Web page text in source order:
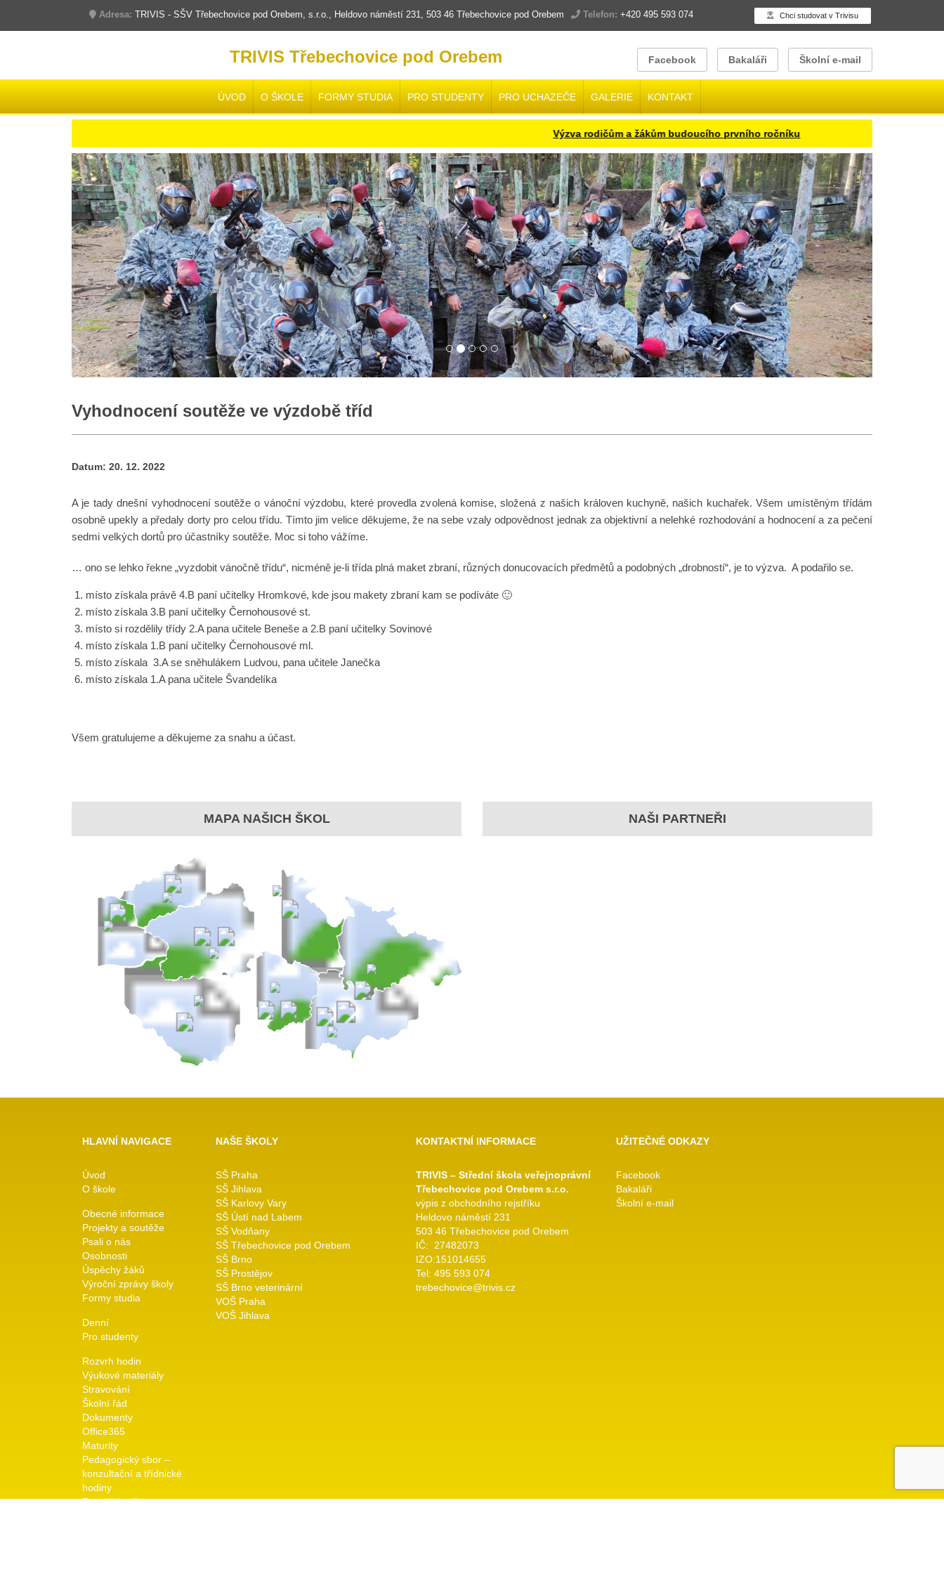
Adresa: TRIVIS - SŠV Třebechovice pod Orebem, s.r.o., Heldovo náměstí 231, 503 46 Třebechovice pod Orebem Telefon: +420 495 593 074 Chci studovat v Trivisu
TRIVIS Třebechovice pod Orebem Facebook Bakaláři Školní e-mail
ÚVOD O ŠKOLE FORMY STUDIA PRO STUDENTY PRO UCHAZEČE GALERIE KONTAKT
Výzva rodičům a žákům budoucího prvního ročníku
Vyhodnocení soutěže ve výzdobě tříd
Datum: 20. 12. 2022
A je tady dnešní vyhodnocení soutěže o vánoční výzdobu, které provedla zvolená komise, složená z našich královen kuchyně, našich kuchařek. Všem umístěným třídám
osobně upekly a předaly dorty pro celou třídu. Tímto jim velice děkujeme, že na sebe vzaly odpovědnost jednak za objektivní a nelehké rozhodování a hodnocení a za pečení
sedmi velkých dortů pro účastníky soutěže. Moc si toho vážíme.
… ono se lehko řekne „vyzdobit vánočně třídu“, nicméně je-li třída plná maket zbraní, různých donucovacích předmětů a podobných „drobností“, je to výzva. A podařilo se.
místo získala právě 4.B paní učitelky Hromkové, kde jsou makety zbraní kam se podíváte 🙂
místo získala 3.B paní učitelky Černohousové st.
místo si rozdělily třídy 2.A pana učitele Beneše a 2.B paní učitelky Sovinové
místo získala 1.B paní učitelky Černohousové ml.
místo získala 3.A se sněhulákem Ludvou, pana učitele Janečka
místo získala 1.A pana učitele Švandelíka
Všem gratulujeme a děkujeme za snahu a účast.
MAPA NAŠICH ŠKOL NAŠI PARTNEŘI
HLAVNÍ NAVIGACE
Úvod
O škole
Obecné informace
Projekty a soutěže
Psali o nás
Osobnosti
Úspěchy žáků
Výroční zprávy školy
Formy studia
Denní
Pro studenty
Rozvrh hodin
Výukové materiály
Stravování
Školní řád
Dokumenty
Office365
Maturity
Pedagogický sbor –
konzultační a třídnické
hodiny
Pro uchazeče
NAŠE ŠKOLY
SŠ Praha
SŠ Jihlava
SŠ Karlovy Vary
SŠ Ústí nad Labem
SŠ Vodňany
SŠ Třebechovice pod Orebem
SŠ Brno
SŠ Prostějov
SŠ Brno veterinární
VOŠ Praha
VOŠ Jihlava
KONTAKTNÍ INFORMACE
TRIVIS – Střední škola veřejnoprávní
Třebechovice pod Orebem s.r.o.
výpis z obchodního rejstříku
Heldovo náměstí 231
503 46 Třebechovice pod Orebem
IČ: 27482073
IZO:151014655
Tel: 495 593 074
trebechovice@trivis.cz
UŽITEČNÉ ODKAZY
Facebook
Bakaláři
Školní e-mail